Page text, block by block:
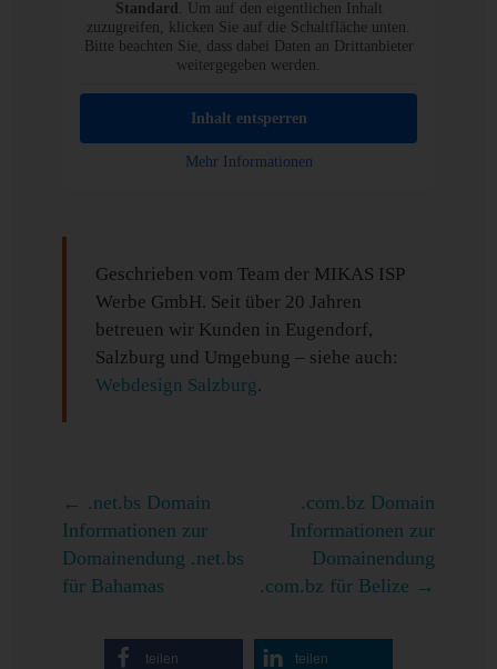
Standard . Um auf den eigentlichen Inhalt
zuzugreifen, klicken Sie auf die Schaltfläche unten.
Bitte beachten Sie, dass dabei Daten an Drittanbieter
weitergegeben werden.
Inhalt entsperren
Mehr Informationen
Geschrieben vom Team der MIKAS ISP
Werbe GmbH. Seit über 20 Jahren
betreuen wir Kunden in Eugendorf,
Salzburg und Umgebung – siehe auch:
Webdesign Salzburg.
← .net.bs Domain
Informationen zur
Domainendung .net.bs
für Bahamas
.com.bz Domain
Informationen zur
Domainendung
.com.bz für Belize →
teilen teilen